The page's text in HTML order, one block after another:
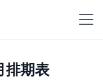
排期表